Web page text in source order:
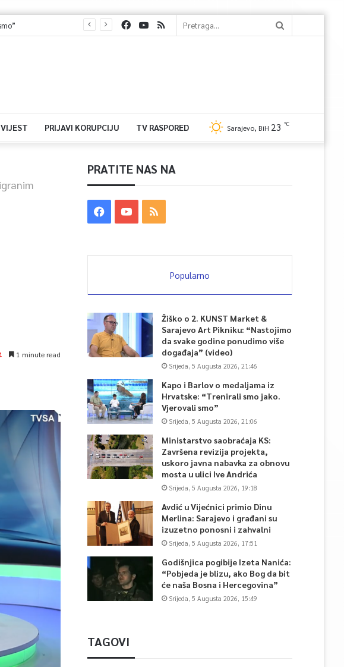
PRIJAVI KORUPCIJU TV RASPORED Sarajevo, BiH 23 ℃
1 minute read
PRATITE NAS NA
Popularno
Žiško o 2. KUNST Market &
Sarajevo Art Pikniku: “Nastojimo
da svake godine ponudimo više
događaja” (video)
Srijeda, 5 Augusta 2026, 21:46
Kapo i Barlov o medaljama iz
Hrvatske: “Trenirali smo jako.
Vjerovali smo”
Srijeda, 5 Augusta 2026, 21:06
Ministarstvo saobraćaja KS:
Završena revizija projekta,
uskoro javna nabavka za obnovu
mosta u ulici Ive Andrića
Srijeda, 5 Augusta 2026, 19:18
Avdić u Vijećnici primio Dinu
Merlina: Sarajevo i građani su
izuzetno ponosni i zahvalni
Srijeda, 5 Augusta 2026, 17:51
Godišnjica pogibije Izeta Nanića:
“Pobjeda je blizu, ako Bog da bit
će naša Bosna i Hercegovina”
Srijeda, 5 Augusta 2026, 15:49
TAGOVI